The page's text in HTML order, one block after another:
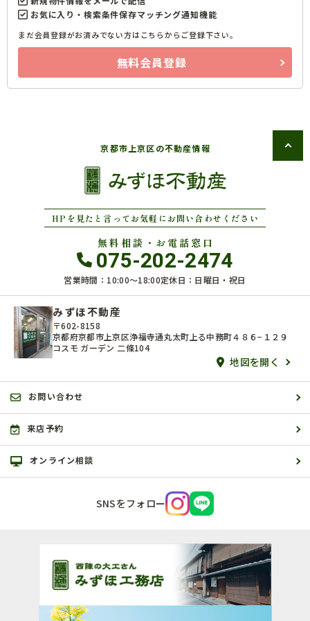
お気に入り・検索条件保存マッチング通知機能
まだ会員登録がお済みでない方はこちらからご登録下さい。
無料会員登録
京都市上京区の不動産情報
HPを見たと言ってお気軽にお問い合わせください
無料相談・お電話窓口
075-202-2474
営業時間：10:00〜18:00定休日：日曜日・祝日
みずほ不動産
〒602-8158
京都府京都市上京区浄福寺通丸太町上る中務町４８６−１２９
コスモ ガーデン 二條104
地図を開く
お問い合わせ
来店予約
オンライン相談
SNSをフォロー